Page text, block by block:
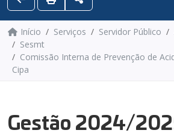
Início Serviços Servidor Público
Sesmt
Comissão Interna de Prevenção de
Cipa
Gestão 2024/